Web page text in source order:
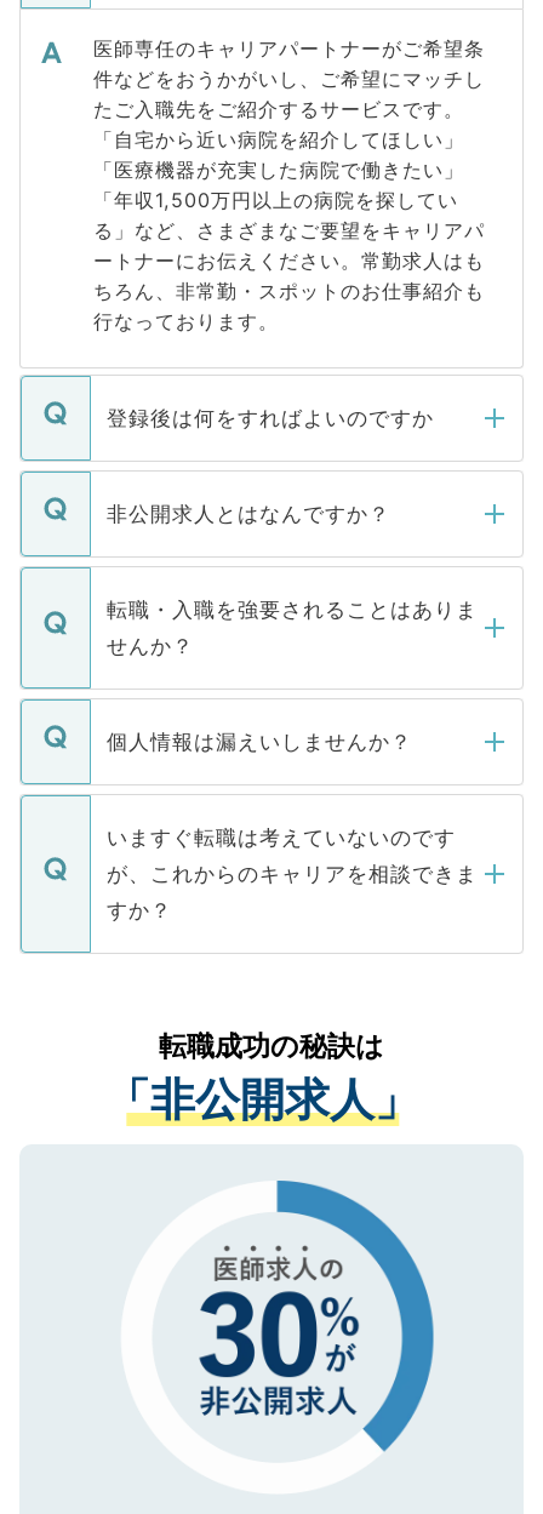
医師専任のキャリアパートナーがご希望条
件などをおうかがいし、ご希望にマッチし
たご入職先をご紹介するサービスです。
「自宅から近い病院を紹介してほしい」
「医療機器が充実した病院で働きたい」
「年収1,500万円以上の病院を探してい
る」など、さまざまなご要望をキャリアパ
ートナーにお伝えください。常勤求人はも
ちろん、非常勤・スポットのお仕事紹介も
行なっております。
登録後は何をすればよいのですか
ご登録いただきましたら、弊社担当者がご
登録内容を確認し、その後メールもしくは
ます。通常、5営業日以内にはご連絡をせて
いただきますので、しばらくお待ちくださ
い。
非公開求人とはなんですか？
マイナビDOCTORで取り扱っている求人の
うち約3割は、Webサイトからご覧いただ
けない「非公開求人」です。非公開求人は
下記の理由によって、一般には公開してい
ません。
■応募殺到を避けるため 人気のある医療機
関を公にしてしまうと、応募が殺到する場
に、医療機関が求める条件に合った人材の
みを人材紹介会社に依頼するケースが増え
ています。
転職・入職を強要されることはありま
せんか？
転職・入職を強要することは一切ありませ
ん。また、仮に応募先から内定をいただい
定を承諾する必要はありません。内定先へ
の辞退の連絡はキャリアパートナーが行い
ますので、ご安心ください。
個人情報は漏えいしませんか？
個人情報が漏えいすることはありませんの
で、ご安心ください。当サイトからの登録
などで収集したご登録者様の個人情報は、
ご本人のキャリアアップおよび転職活動の
支援を目的に使用いたします。お預かりし
ているすべての個人データはご本人の許可
は、個人情報の取り扱いについての厳密な
管理基準を満たした事業者のみに付与され
る、プライバシーマークを取得済みです。
ご登録いただいた個人情報は、SSL（デー
で、機密保持に関してもご安心ください。
いますぐ転職は考えていないのです
が、これからのキャリアを相談できま
すか？
かがいして、現在の医療機関の状況や紹介
経験をまじえながら、適切なアドバイスを
させていただきます。すぐにご転職をされ
ない方には、長期的なサポートが可能です
ので、まずはご登録ください。
転職成功の秘訣は
「非公開求人」